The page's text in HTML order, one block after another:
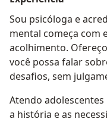
Sou psicóloga e
mental começa com
acolhimento.
você possa falar
desafios, sem
Atendo
a história e as